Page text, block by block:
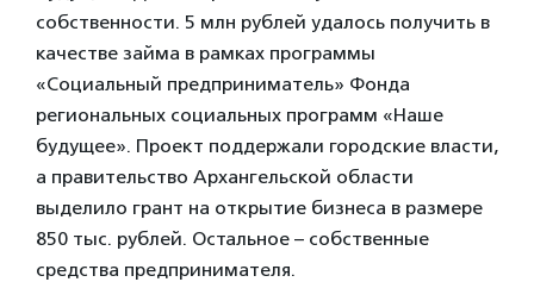
собственности. 5 млн рублей удалось получить в
качестве займа в рамках программы
«Социальный предприниматель» Фонда
региональных социальных программ «Наше
будущее». Проект поддержали городские власти,
а правительство Архангельской области
выделило грант на открытие бизнеса в размере
850 тыс. рублей. Остальное – собственные
средства предпринимателя.